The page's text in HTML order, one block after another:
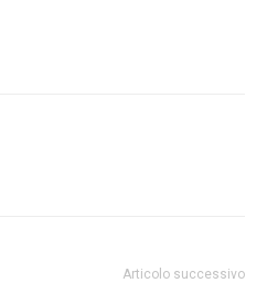
Articolo successivo